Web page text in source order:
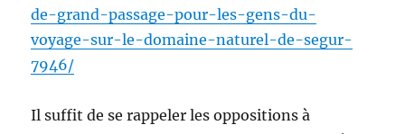
de-grand-passage-pour-les-gens-du-
voyage-sur-le-domaine-naturel-de-segur-
7946/
Il suffit de se rappeler les oppositions à